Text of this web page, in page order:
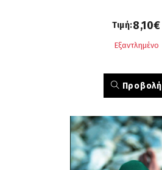
Τιμή:8,10€
Εξαντλημένο
Προβολή